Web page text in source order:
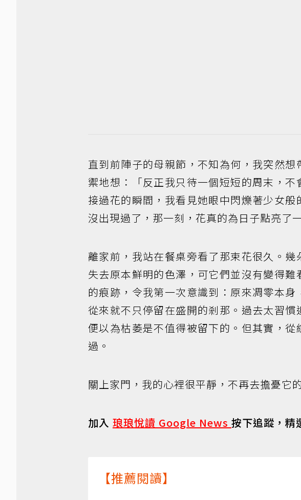
直到前陣子的母親節，不知為何，我突然
禦地想：「反正我只待一個短短的周末，
接過花的瞬間，我看見她眼中閃爍著少女
沒出現過了，那一刻，花真的為日子點亮了
離家前，我站在餐桌旁看了那束花很久。
失去原本鮮明的色澤，可它們並沒有變得
的痕跡，令我第一次意識到：原來凋零本
從來就不只停留在盛開的剎那。過去太習
便以為枯萎是不值得被留下的。但其實，
過。
關上家門，我的心裡很平靜，不再去擔憂它
加入 琅琅悅讀 Google News 按下追蹤，精
【推薦閱讀】